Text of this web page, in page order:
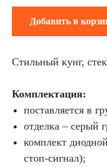
Добавить в
Стильный кунг,
Комплектация:
поставляется в
отделка – серый
комплект
стоп-сигнал);